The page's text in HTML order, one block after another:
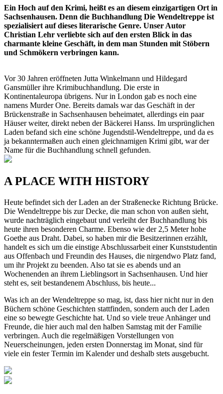
Ein Hoch auf den Krimi, heißt es an diesem einzigartigen Ort in
Sachsenhausen. Denn die Buchhandlung Die Wendeltreppe ist
spezialisiert auf dieses literarische Genre. Unser Autor
Christian Lehr verliebte sich auf den ersten Blick in das
charmante kleine Geschäft, in dem man Stunden mit Stöbern
und Schmökern verbringen kann.
Vor 30 Jahren eröffneten Jutta Winkelmann und Hildegard
Gansmüller ihre Krimibuchhandlung. Die erste in
Kontinentaleuropa übrigens. Nur in London gab es noch eine
namens Murder One. Bereits damals war das Geschäft in der
Brückenstraße in Sachsenhausen beheimatet, allerdings ein paar
Häuser weiter, direkt neben der Bäckerei Hanss. Im ursprünglichen
Laden befand sich eine schöne Jugendstil-Wendeltreppe, und da es
ja bekanntermaßen auch einen gleichnamigen Krimi gibt, war der
Name für die Buchhandlung schnell gefunden.
A PLACE WITH HISTORY
Heute befindet sich der Laden an der Straßenecke Richtung Brücke.
Die Wendeltreppe bis zur Decke, die man schon von außen sieht,
wurde nachträglich eingebaut und verleiht der Buchhandlung bis
heute ihren besonderen Charme. Ebenso wie der 2,5 Meter hohe
Goethe aus Draht. Dabei, so haben mir die Besitzerinnen erzählt,
handelt es sich um die einstige Abschlussarbeit einer Kunststudentin
aus Offenbach und Freundin des Hauses, die nirgendwo Platz fand,
um ihr Projekt zu beenden. Also tat sie es abends und an
Wochenenden an ihrem Lieblingsort in Sachsenhausen. Und hier
steht es, seit bestandenem Abschluss, bis heute...
Was ich an der Wendeltreppe so mag, ist, dass hier nicht nur in den
Büchern schöne Geschichten stattfinden, sondern auch der Laden
eine so bewegte Geschichte hat. Und so viele treue Anhänger und
Freunde, die hier auch mal den halben Samstag mit der Familie
verbringen. Auch die regelmäßigen Vorstellungen von
Neuerscheinungen, jeden ersten Donnerstag im Monat, sind für
viele ein fester Termin im Kalender und deshalb stets ausgebucht.